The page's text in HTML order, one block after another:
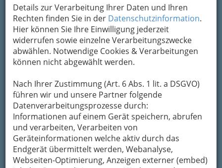
Details zur Verarbeitung Ihrer Daten und Ihren
Rechten finden Sie in der Datenschutzinformation.
Hier können Sie Ihre Einwilligung jederzeit
widerrufen sowie einzelne Verarbeitungszwecke
abwählen. Notwendige Cookies & Verarbeitungen
können nicht abgewählt werden.
Nach Ihrer Zustimmung (Art. 6 Abs. 1 lit. a DSGVO)
führen wir und unsere Partner folgende
Datenverarbeitungsprozesse durch:
Informationen auf einem Gerät speichern, abrufen
und verarbeiten, Verarbeiten von
Geräteinformationen welche aktiv durch das
Endgerät übermittelt werden, Webanalyse,
Webseiten-Optimierung, Anzeigen externer (embed)
bewahren , verwenden wir an dieser Stelle zur
Übermittlung Ihrer Nachricht ein sicheres
Formular. Ihre Nachricht wird nach dem
Absenden umgehend per Mail an das
Unternehmen USI - Universität Sport Institut
Graz weitergeleitet.
Mein Name
Meine Email Adresse
Mein Betreff